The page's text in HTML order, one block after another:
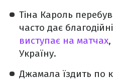
Тіна Кароль
часто дає
виступає на матчах
Україну.
Джамала їздить по